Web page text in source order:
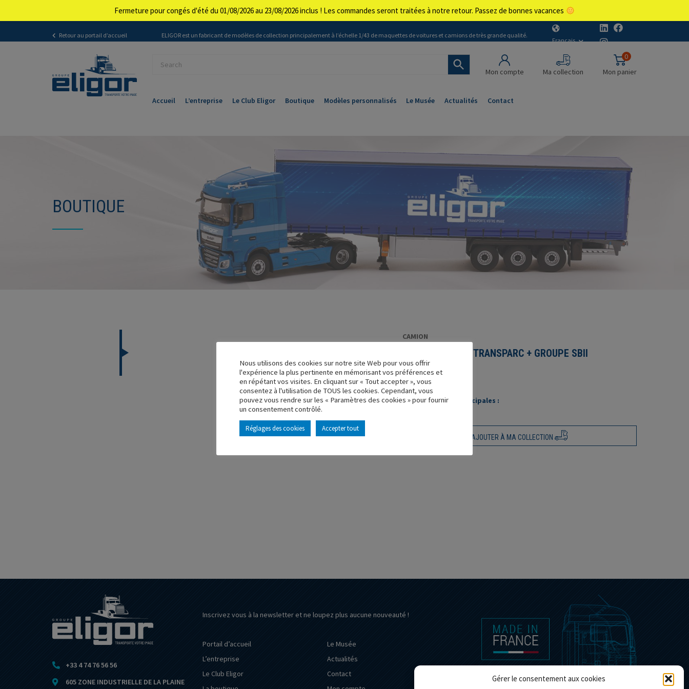
Gérer le consentement aux cookies
Retour au portail d’accueil ELIGOR est un fabricant de modèles de collection principalement à l’échelle 1/43 de maquettes de voitures et camions de très grande qualité.
Français
Mon compte Ma collection
0
Mon panier
Accueil L’entreprise Le Club Eligor Boutique Modèles personnalisés Le Musée Actualités Contact
BOUTIQUE
CAMION
RENAULT AE 500 TRANSPARC + GROUPE SBII
Réf. : 110792
Rupture de stock
Caractéristique principales :
AJOUTER À MA COLLECTION
+33 4 74 76 56 56
605 ZONE INDUSTRIELLE DE LA PLAINE
Inscrivez vous à la newsletter et ne loupez plus aucune nouveauté !
Portail d’accueil
L’entreprise
Le Club Eligor
Le Musée
Actualités
Contact
Nous utilisons des cookies sur notre site Web pour vous offrir
l'expérience la plus pertinente en mémorisant vos préférences et
en répétant vos visites. En cliquant sur « Tout accepter », vous
consentez à l'utilisation de TOUS les cookies. Cependant, vous
pouvez vous rendre sur les « Paramètres des cookies » pour fournir
un consentement contrôlé.
Réglages des cookies Accepter tout
Fermeture pour congés d'été du 01/08/2026 au 23/08/2026 inclus ! Les commandes seront traitées à notre retour. Passez de bonnes vacances